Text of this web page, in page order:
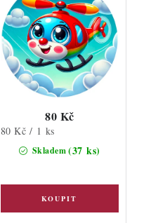
Skladem(37 ks)
80 Kč
Měrná
cena:
80 Kč / 1 ks